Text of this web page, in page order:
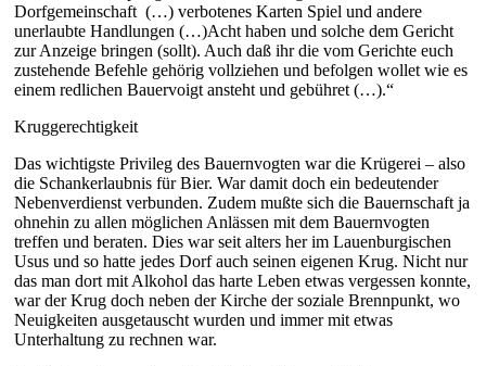
Dorfgemeinschaft (…) verbotenes Karten Spiel und andere
unerlaubte Handlungen (…)Acht haben und solche dem Gericht
zur Anzeige bringen (sollt). Auch daß ihr die vom Gerichte euch
zustehende Befehle gehörig vollziehen und befolgen wollet wie es
einem redlichen Bauervoigt ansteht und gebühret (…).“
Kruggerechtigkeit
Das wichtigste Privileg des Bauernvogten war die Krügerei – also
die Schankerlaubnis für Bier. War damit doch ein bedeutender
Nebenverdienst verbunden. Zudem mußte sich die Bauernschaft ja
ohnehin zu allen möglichen Anlässen mit dem Bauernvogten
treffen und beraten. Dies war seit alters her im Lauenburgischen
Usus und so hatte jedes Dorf auch seinen eigenen Krug. Nicht nur
das man dort mit Alkohol das harte Leben etwas vergessen konnte,
war der Krug doch neben der Kirche der soziale Brennpunkt, wo
Neuigkeiten ausgetauscht wurden und immer mit etwas
Unterhaltung zu rechnen war.